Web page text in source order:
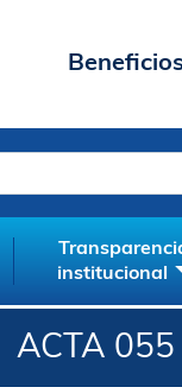
institucional
ACTA